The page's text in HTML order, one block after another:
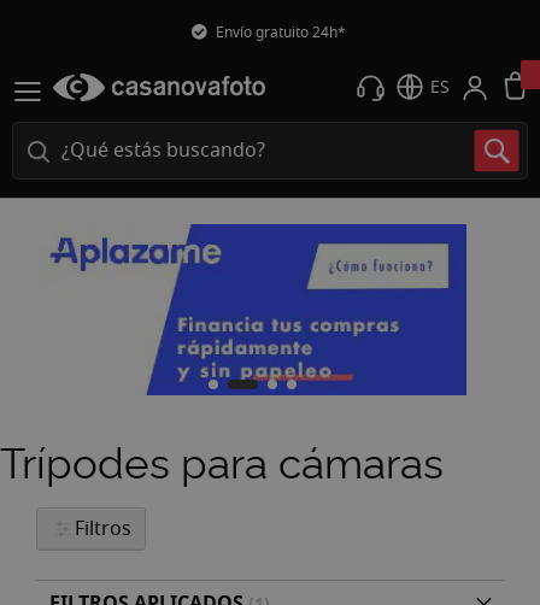
Envío gratuito 24h*
ES
Trípodes para cámaras
Filtros